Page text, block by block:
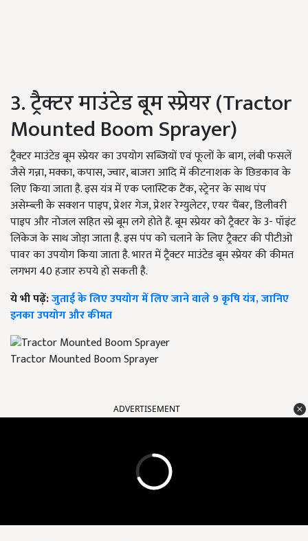
3. ट्रैक्टर माउंटेड बूम स्प्रेयर (Tractor
Mounted Boom Sprayer)
ट्रैक्टर माउंटेड बूम स्प्रेयर का उपयोग सब्जियों एवं फूलों के बाग, लंबी फसलें
जैसे गन्ना, मक्का, कपास, ज्वार, बाजरा आदि में कीटनाशक के छिडकाव के
लिए किया जाता है. इस यंत्र में एक प्लास्टिक टैंक, स्ट्रेनर के साथ पंप
असेम्ब्ली के सक्शन पाइप, प्रेशर गेज, प्रेशर रेग्युलेटर, एयर चैंबर, डिलीवरी
पाइप और नोजल सहित स्प्रे बूम लगे होते हैं. बूम स्प्रेयर को ट्रैक्टर के 3- पॉइंट
लिंकेज के साथ जोड़ा जाता है. इस पंप को चलाने के लिए ट्रैक्टर की पीटीओ
पावर का उपयोग किया जाता है. भारत में ट्रैक्टर माउंटेड बूम स्प्रेयर की कीमत
लगभग 40 हजार रुपये हो सकती है.
ये भी पढ़ें:जुताई के लिए उपयोग में लिए जाने वाले 9 कृषि यंत्र, जानिए
इनका उपयोग और कीमत
Tractor Mounted Boom Sprayer
ADVERTISEMENT